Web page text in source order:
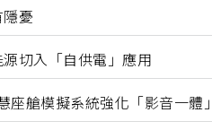
憂
切入「自供電」應用
艙模擬系統強化「影音一體」